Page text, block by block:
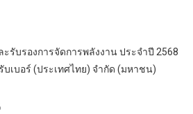
รับรองการจัดการพลังงาน ประจำปี 2568
บเบอร์ (ประเทศไทย) จำกัด (มหาชน)